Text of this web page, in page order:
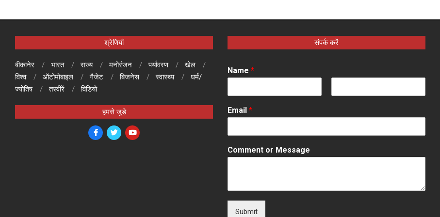
श्रेणियाँ
बीकानेर भारत राज्य मनोरंजन पर्यावरण
खेल
विश्व
ऑटोमोबाइल गैजेट बिजनेस स्वास्थ्य
धर्म/
ज्योतिष
तस्वीरें विडियो
हमसे जुड़े
संपर्क करें
Name *
i
rEmail *
Comment or Message
Submit